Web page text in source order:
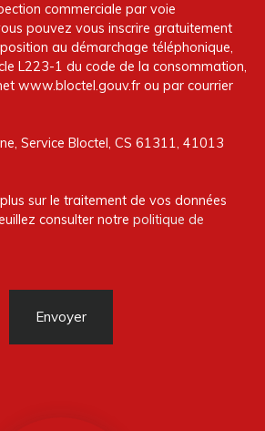
commerciale par voie
pouvez vous inscrire gratuitement
au démarchage téléphonique,
L223-1 du code de la consommation,
www.bloctel.gouv.fr ou par courrier
Service Bloctel, CS 61311, 41013
sur le traitement de vos données
consulter notre politique de
Envoyer